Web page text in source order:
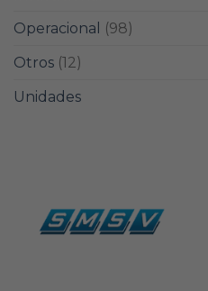
Operacional
(98)
Otros (12)
Unidades